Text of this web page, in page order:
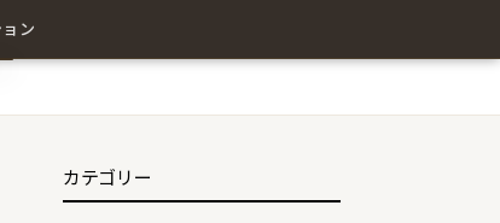
ン
カテゴリー